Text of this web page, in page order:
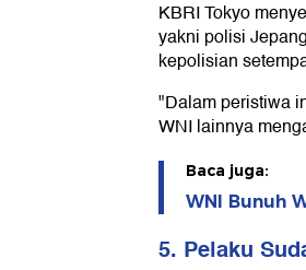
KBRI Tokyo
yakni polisi
kepolisian
"Dalam peristiwa
WNI lainnya
Baca juga:
WNI Bunuh
5. Pelaku